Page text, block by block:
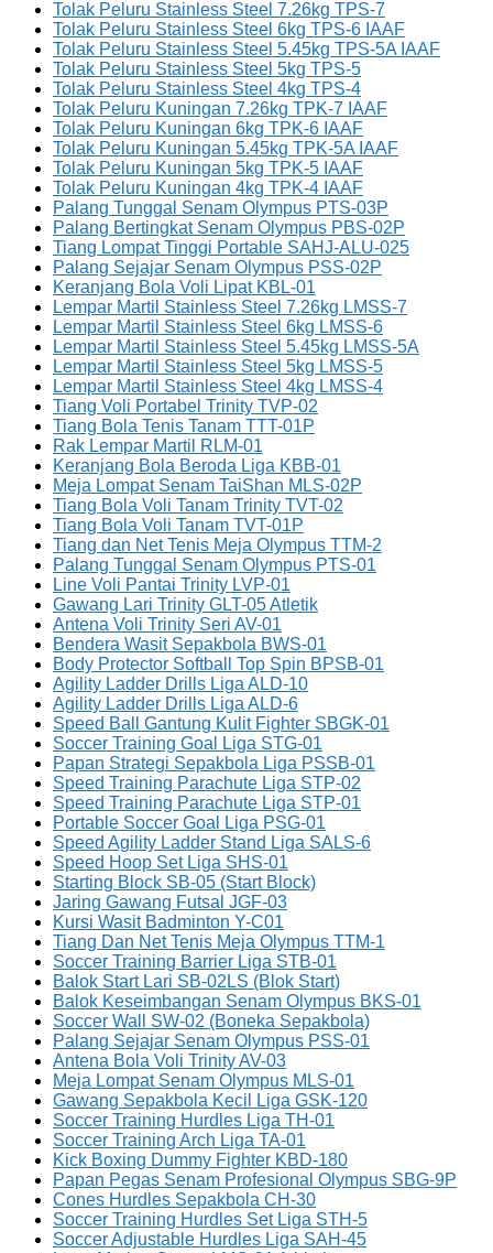
Tolak Peluru Stainless Steel 7.26kg TPS-7
Tolak Peluru Stainless Steel 6kg TPS-6 IAAF
Tolak Peluru Stainless Steel 5.45kg TPS-5A IAAF
Tolak Peluru Stainless Steel 5kg TPS-5
Tolak Peluru Stainless Steel 4kg TPS-4
Tolak Peluru Kuningan 7.26kg TPK-7 IAAF
Tolak Peluru Kuningan 6kg TPK-6 IAAF
Tolak Peluru Kuningan 5.45kg TPK-5A IAAF
Tolak Peluru Kuningan 5kg TPK-5 IAAF
Tolak Peluru Kuningan 4kg TPK-4 IAAF
Palang Tunggal Senam Olympus PTS-03P
Palang Bertingkat Senam Olympus PBS-02P
Tiang Lompat Tinggi Portable SAHJ-ALU-025
Palang Sejajar Senam Olympus PSS-02P
Keranjang Bola Voli Lipat KBL-01
Lempar Martil Stainless Steel 7.26kg LMSS-7
Lempar Martil Stainless Steel 6kg LMSS-6
Lempar Martil Stainless Steel 5.45kg LMSS-5A
Lempar Martil Stainless Steel 5kg LMSS-5
Lempar Martil Stainless Steel 4kg LMSS-4
Tiang Voli Portabel Trinity TVP-02
Tiang Bola Tenis Tanam TTT-01P
Rak Lempar Martil RLM-01
Keranjang Bola Beroda Liga KBB-01
Meja Lompat Senam TaiShan MLS-02P
Tiang Bola Voli Tanam Trinity TVT-02
Tiang Bola Voli Tanam TVT-01P
Tiang dan Net Tenis Meja Olympus TTM-2
Palang Tunggal Senam Olympus PTS-01
Line Voli Pantai Trinity LVP-01
Gawang Lari Trinity GLT-05 Atletik
Antena Voli Trinity Seri AV-01
Bendera Wasit Sepakbola BWS-01
Body Protector Softball Top Spin BPSB-01
Agility Ladder Drills Liga ALD-10
Agility Ladder Drills Liga ALD-6
Speed Ball Gantung Kulit Fighter SBGK-01
Soccer Training Goal Liga STG-01
Papan Strategi Sepakbola Liga PSSB-01
Speed Training Parachute Liga STP-02
Speed Training Parachute Liga STP-01
Portable Soccer Goal Liga PSG-01
Speed Agility Ladder Stand Liga SALS-6
Speed Hoop Set Liga SHS-01
Starting Block SB-05 (Start Block)
Jaring Gawang Futsal JGF-03
Kursi Wasit Badminton Y-C01
Tiang Dan Net Tenis Meja Olympus TTM-1
Soccer Training Barrier Liga STB-01
Balok Start Lari SB-02LS (Blok Start)
Balok Keseimbangan Senam Olympus BKS-01
Soccer Wall SW-02 (Boneka Sepakbola)
Palang Sejajar Senam Olympus PSS-01
Antena Bola Voli Trinity AV-03
Meja Lompat Senam Olympus MLS-01
Gawang Sepakbola Kecil Liga GSK-120
Soccer Training Hurdles Liga TH-01
Soccer Training Arch Liga TA-01
Kick Boxing Dummy Fighter KBD-180
Papan Pegas Senam Profesional Olympus SBG-9P
Cones Hurdles Sepakbola CH-30
Soccer Training Hurdles Set Liga STH-5
Soccer Adjustable Hurdles Liga SAH-45